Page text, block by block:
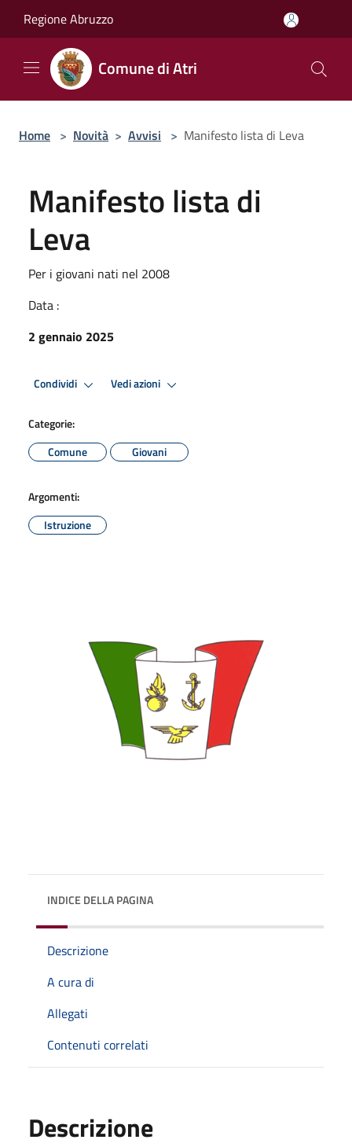
Regione Abruzzo
Comune di Atri
Home > Novità > Avvisi > Manifesto lista di Leva
Manifesto lista di
Leva
Per i giovani nati nel 2008
Data :
2 gennaio 2025
Condividi Vedi azioni
Categorie:
Comune
Giovani
Argomenti:
Istruzione
INDICE DELLA PAGINA
Descrizione
A cura di
Allegati
Contenuti correlati
Descrizione